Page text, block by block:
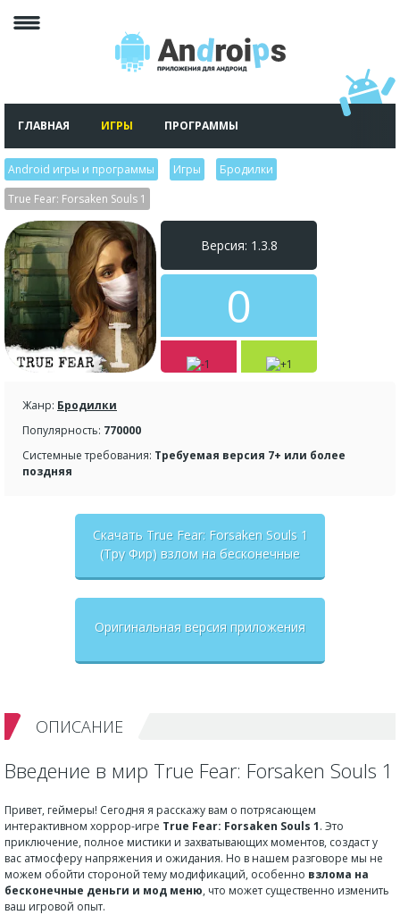
ГЛАВНАЯ ИГРЫ ПРОГРАММЫ
Android игры и программы Игры Бродилки
True Fear: Forsaken Souls 1
Версия: 1.3.8
0
Жанр: Бродилки
Популярность: 770000
Системные требования: Требуемая версия 7+ или более
поздняя
Скачать True Fear: Forsaken Souls 1
(Тру Фир) взлом на бесконечные
Оригинальная версия приложения
ОПИСАНИЕ
Введение в мир True Fear: Forsaken Souls 1
Привет, геймеры! Сегодня я расскажу вам о потрясающем
интерактивном хоррор-игре True Fear: Forsaken Souls 1. Это
приключение, полное мистики и захватывающих моментов, создаст у
вас атмосферу напряжения и ожидания. Но в нашем разговоре мы не
можем обойти стороной тему модификаций, особенно взлома на
бесконечные деньги и мод меню, что может существенно изменить
ваш игровой опыт.